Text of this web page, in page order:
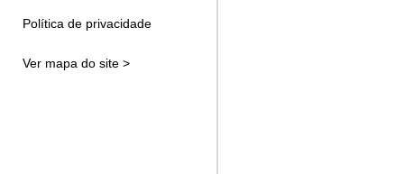
Política de privacidade
Ver mapa do site >